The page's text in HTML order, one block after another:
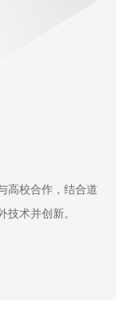
高校合作，结合道
术并创新。